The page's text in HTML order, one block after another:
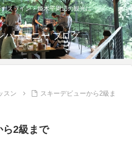
スライン・姫木平周辺の観光に
ハーモニー ブログ
スン
スキーデビューから2級ま
ら2級まで